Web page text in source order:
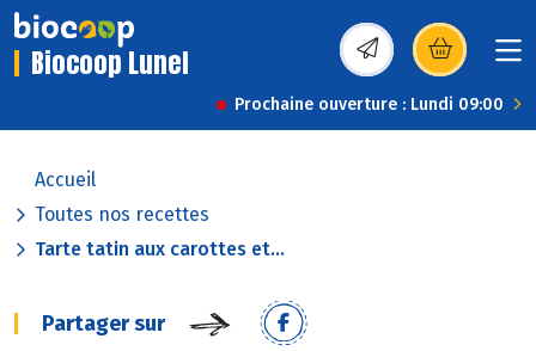
Biocoop Lunel (s’ouvre dans une
Prochaine ouverture : Lundi 09:00
Accueil
Toutes nos recettes
Tarte tatin aux carottes et...
Partager sur